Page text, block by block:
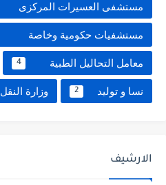
مستشفى العسيرات المركزى
مستشفيات حكومية وخاصة
معامل التحاليل الطبية 4
نسا و توليد 2 وزارة النقل
الارشيف